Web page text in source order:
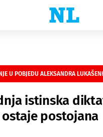
U POBJEDU ALEKSANDRA
istinska
postojana